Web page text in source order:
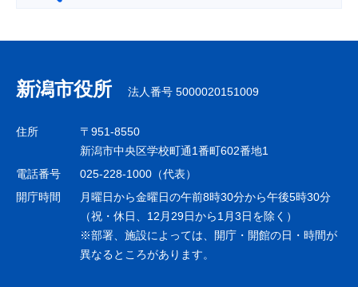
ナ
ビ
ゲ
シ
ョ
新潟市役所 法人番号 5000020151009
住所
〒951-8550
新潟市中央区学校町通1番町602番地1
電話番号
025-228-1000（代表）
開庁時間
月曜日から金曜日の午前8時30分から午後5時30分
（祝・休日、12月29日から1月3日を除く）
※部署、施設によっては、開庁・開館の日・時間が
異なるところがあります。